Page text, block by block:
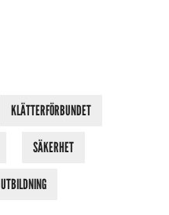
KLÄTTERFÖRBUNDET
SÄKERHET
UTBILDNING